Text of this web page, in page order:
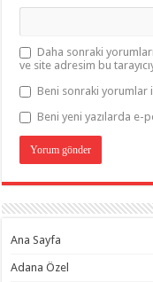
Daha sonraki
ve site adresim bu
Beni sonraki
Beni yeni yazılarda e-
Ana Sayfa
Adana Özel